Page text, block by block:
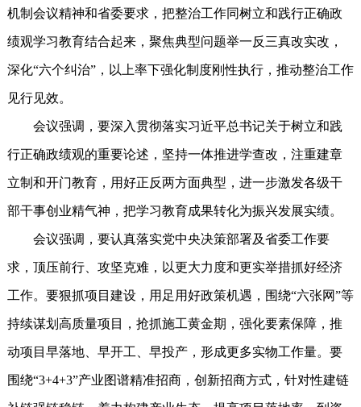
机制会议精神和省委要求，把整治工作同树立和践行正确政
绩观学习教育结合起来，聚焦典型问题举一反三真改实改，
深化“六个纠治”，以上率下强化制度刚性执行，推动整治工作
见行见效。
会议强调，要深入贯彻落实习近平总书记关于树立和践
行正确政绩观的重要论述，坚持一体推进学查改，注重建章
立制和开门教育，用好正反两方面典型，进一步激发各级干
部干事创业精气神，把学习教育成果转化为振兴发展实绩。
会议强调，要认真落实党中央决策部署及省委工作要
求，顶压前行、攻坚克难，以更大力度和更实举措抓好经济
工作。要狠抓项目建设，用足用好政策机遇，围绕“六张网”等
持续谋划高质量项目，抢抓施工黄金期，强化要素保障，推
动项目早落地、早开工、早投产，形成更多实物工作量。要
围绕“3+4+3”产业图谱精准招商，创新招商方式，针对性建链